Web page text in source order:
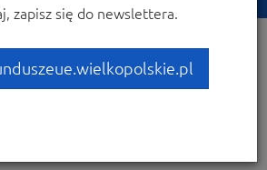
zapisz się do newslettera.